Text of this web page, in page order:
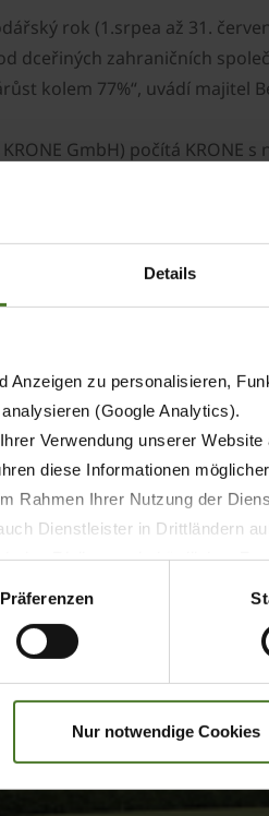
Details
Anzeigen zu personalisieren,
(Google Analytics).
Verwendung unserer
diese Informationen
Rahmen Ihrer Nutzung der
Dienstleister in Drittländern
das Risiko von behördlichen
Präferenzen
Nur notwendige Cookies
rok (1.srpea až 31.
dceřiných zahraničních
kolem 77%“, uvádí majitel
GmbH) počítá KRONE
– KRONE Landtechnik
dopravní techniky
nárůst proti loňsku 150%.
roce 2006/2007“, uvádí dále
solidní finanční základně a
budou firmou KRONE